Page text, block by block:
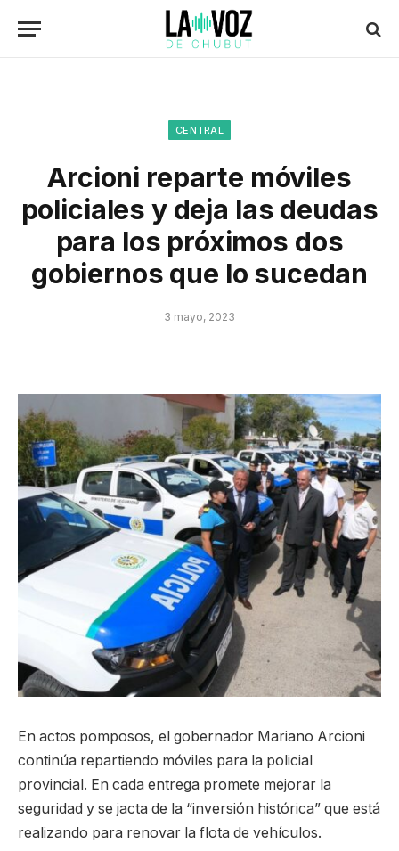
CENTRAL
Arcioni reparte móviles
policiales y deja las deudas
para los próximos dos
gobiernos que lo sucedan
3 mayo, 2023
En actos pomposos, el gobernador Mariano Arcioni
continúa repartiendo móviles para la policial
provincial. En cada entrega promete mejorar la
seguridad y se jacta de la “inversión histórica” que está
realizando para renovar la flota de vehículos.